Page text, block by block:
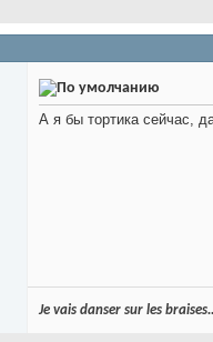
А я бы тортика сейчас,
Je vais danser sur les